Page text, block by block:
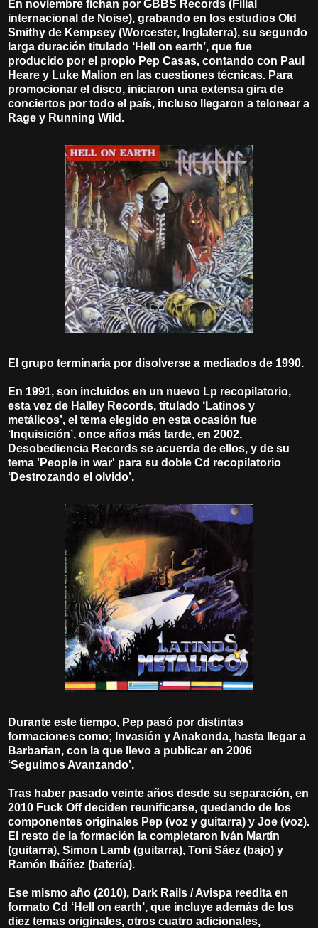
En noviembre fichan por GBBS Records (Filial
internacional de Noise), grabando en los estudios Old
Smithy de Kempsey (Worcester, Inglaterra), su segundo
larga duración titulado ‘Hell on earth’, que fue
producido por el propio Pep Casas, contando con Paul
Heare y Luke Malion en las cuestiones técnicas. Para
promocionar el disco, iniciaron una extensa gira de
conciertos por todo el país, incluso llegaron a telonear a
Rage y Running Wild.
El grupo terminaría por disolverse a mediados de 1990.
En 1991, son incluidos en un nuevo Lp recopilatorio,
esta vez de Halley Records, titulado ‘Latinos y
metálicos’, el tema elegido en esta ocasión fue
‘Inquisición’, once años más tarde, en 2002,
Desobediencia Records se acuerda de ellos, y de su
tema 'People in war' para su doble Cd recopilatorio
‘Destrozando el olvido’.
Durante este tiempo, Pep pasó por distintas
formaciones como; Invasión y Anakonda, hasta llegar a
Barbarian, con la que llevo a publicar en 2006
‘Seguimos Avanzando’.
Tras haber pasado veinte años desde su separación, en
2010 Fuck Off deciden reunificarse, quedando de los
componentes originales Pep (voz y guitarra) y Joe (voz).
El resto de la formación la completaron Iván Martín
(guitarra), Simon Lamb (guitarra), Toni Sáez (bajo) y
Ramón Ibáñez (batería).
Ese mismo año (2010), Dark Rails / Avispa reedita en
formato Cd ‘Hell on earth’, que incluye además de los
diez temas originales, otros cuatro adicionales,